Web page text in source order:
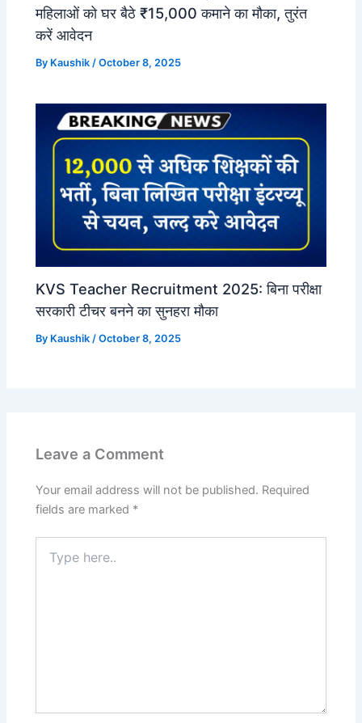
महिलाओं को घर बैठे ₹15,000 कमाने का मौका, तुरंत
करें आवेदन
By Kaushik/October 8, 2025
KVS Teacher Recruitment 2025: बिना परीक्षा
सरकारी टीचर बनने का सुनहरा मौका
By Kaushik/October 8, 2025
Leave a Comment
Your email address will not be published. Required
fields are marked *
here..